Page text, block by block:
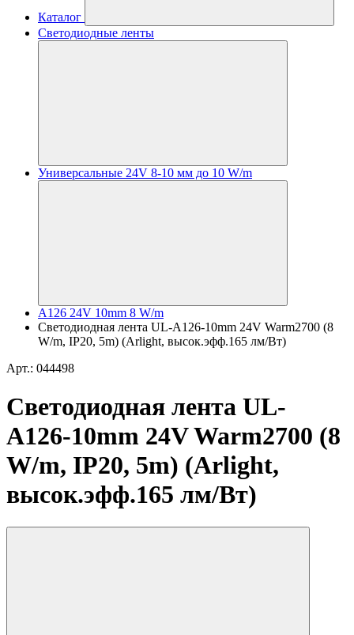
Каталог
Светодиодные ленты
Универсальные 24V 8-10 мм до 10 W/m
A126 24V 10mm 8 W/m
Светодиодная лента UL-A126-10mm 24V Warm2700 (8
W/m, IP20, 5m) (Arlight, высок.эфф.165 лм/Вт)
Арт.: 044498
Светодиодная лента UL-
A126-10mm 24V Warm2700 (8
W/m, IP20, 5m) (Arlight,
высок.эфф.165 лм/Вт)